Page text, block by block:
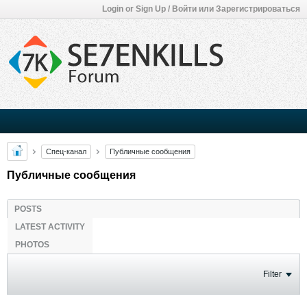
Login or Sign Up / Войти или Зарегистрироваться
Спец-канал Публичные сообщения
Публичные сообщения
POSTS
LATEST ACTIVITY
PHOTOS
Filter